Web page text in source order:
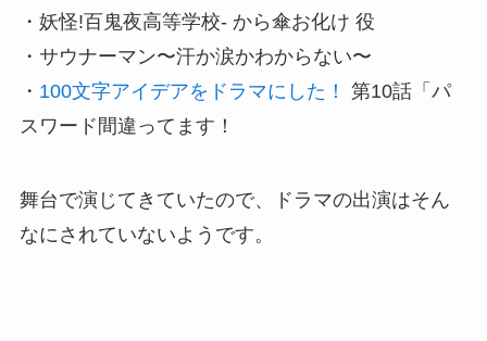
・妖怪!百鬼夜高等学校- から傘お化け 役
・サウナーマン〜汗か涙かわからない〜
・ 100文字アイデアをドラマにした！
第10話「パ
スワード間違ってます！
舞台で演じてきていたので、ドラマの出演はそん
なにされていないようです。